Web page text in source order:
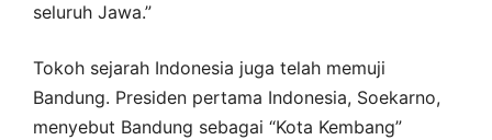
seluruh Jawa.”
Tokoh sejarah Indonesia juga telah memuji
Bandung. Presiden pertama Indonesia, Soekarno,
menyebut Bandung sebagai “Kota Kembang”